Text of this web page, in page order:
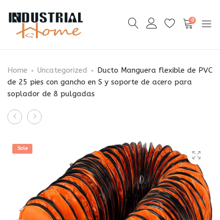
0
Home Uncategorized
Ducto Manguera flexible de PVC
de 25 pies con gancho en S y soporte de acero para
soplador de 8 pulgadas
Product
Manguera
de
m
Isla
cocina
cubierta
de
madera
Sale